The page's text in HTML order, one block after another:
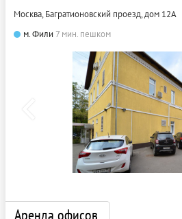
Москва, Багратионовский проезд, дом 12А
м. Фили 7 мин. пешком
Аренда офисов